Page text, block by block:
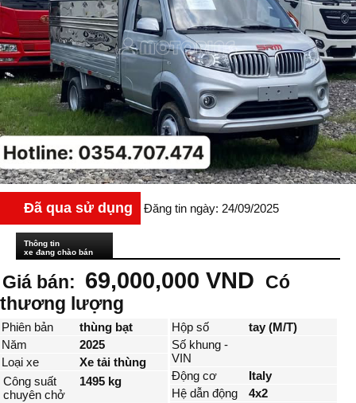
Đã qua sử dụng Đăng tin ngày: 24/09/2025
Thông tin
xe đang chào bán
Giá bán: 69,000,000 VND
Có
thương lượng
Phiên bản
thùng bạt
Năm
2025
Loại xe
Xe tải thùng
Công suất
chuyên chở
1495 kg
Hộp số
tay (M/T)
Số khung -
VIN
Động cơ
Italy
Hệ dẫn động
4x2